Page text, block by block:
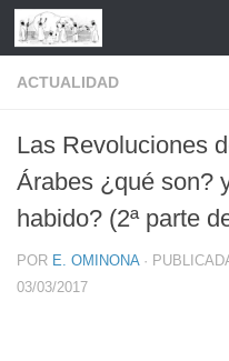
Saltar al contenido
ACTUALIDAD
Las Revoluciones
Árabes ¿qué son?
habido? (2ª parte
POR E. OMINONA ·
03/03/2017